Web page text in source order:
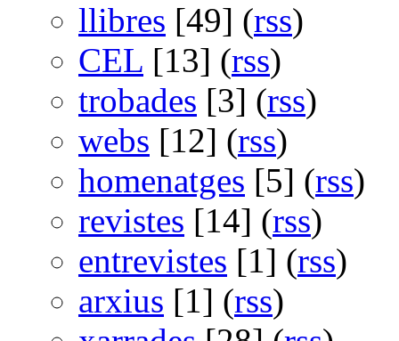
llibres [49] (rss)
CEL [13] (rss)
trobades [3] (rss)
webs [12] (rss)
homenatges [5] (rss)
revistes [14] (rss)
entrevistes [1] (rss)
arxius [1] (rss)